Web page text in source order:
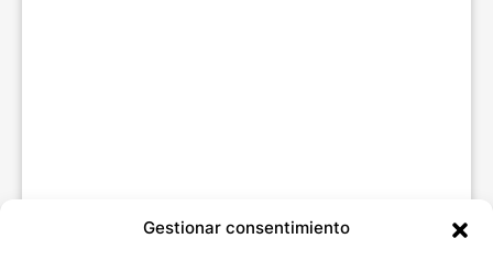
Gestionar consentimiento